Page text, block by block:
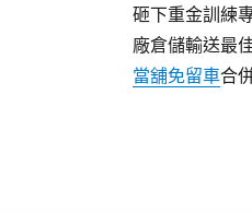
砸下重金訓練
廠倉儲輸送最
當舖免留車合